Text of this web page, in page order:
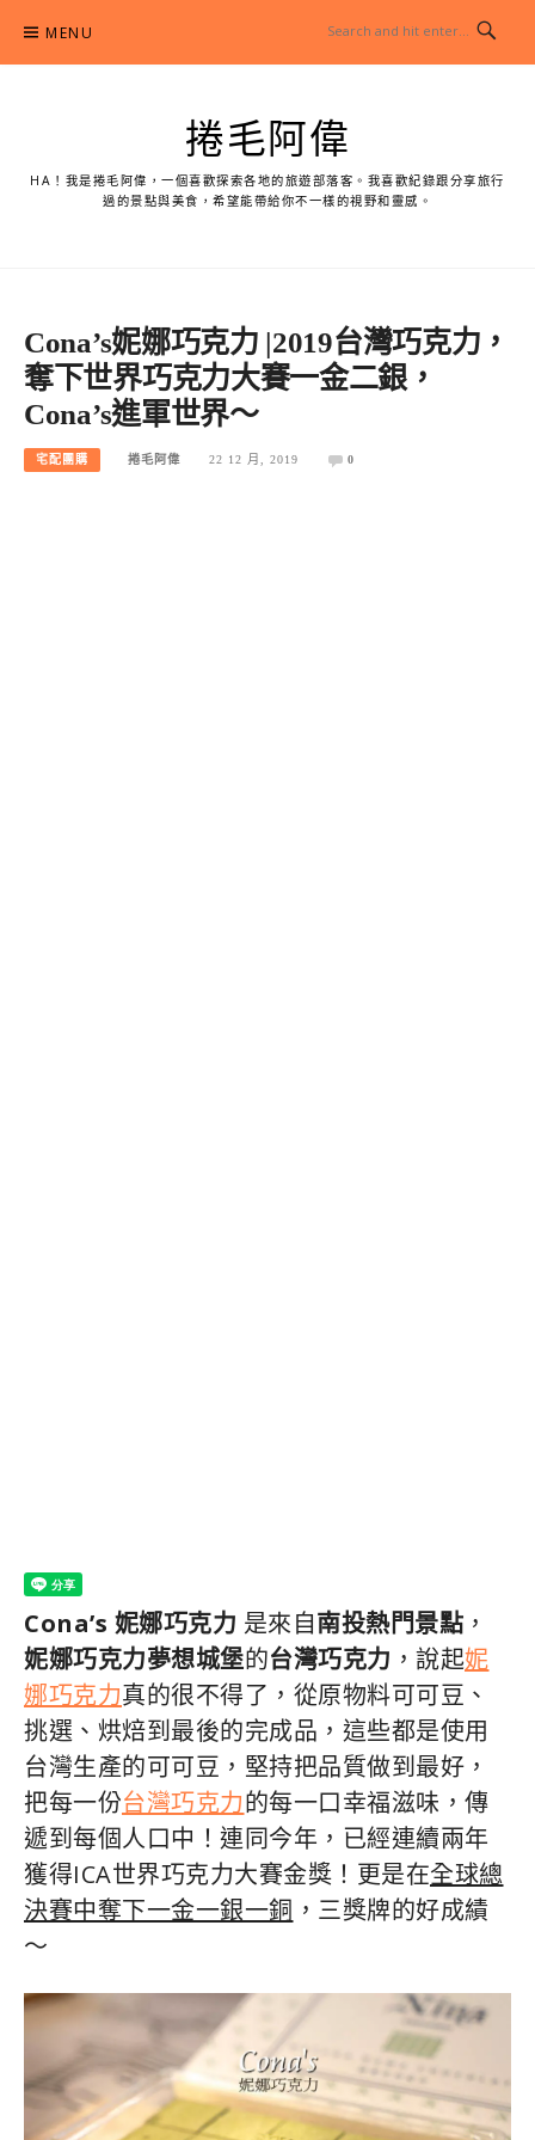
content
MENU
捲毛阿偉
HA！我是捲毛阿偉，一個喜歡探索各地的旅遊部落客。我喜歡紀錄跟分享旅行
過的景點與美食，希望能帶給你不一樣的視野和靈感。
Cona’s妮娜巧克力 |2019台灣巧克力，
奪下世界巧克力大賽一金二銀，
Cona’s進軍世界～
宅配團購 捲毛阿偉 22 12 月, 2019 0
Cona’s 妮娜巧克力 是來自南投熱門景點 ，
妮娜巧克力夢想城堡的台灣巧克力 ，說起妮
娜巧克力真的很不得了，從原物料可可豆、
挑選、烘焙到最後的完成品，這些都是使用
台灣生產的可可豆，堅持把品質做到最好，
把每一份台灣巧克力的每一口幸福滋味，傳
遞到每個人口中！連同今年，已經連續兩年
獲得ICA世界巧克力大賽金獎！更是在全球總
決賽中奪下一金一銀一銅 ，三獎牌的好成績
～